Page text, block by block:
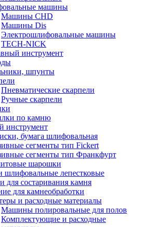
машины
Машины CHD
Машины Dis
Электрошлифовальные машины
TECH-NICK
инструмент
шпунты
Пневматические скарпели
Ручные скарпели
по камню
инструмент
бумага шлифовальная
сегменты тип Fickert
сегменты тип Франкфурт
шарошки
шлифовальные лепестковые
для состаривания камня
для камнеобработки
и расходные материалы
Машины полировальные для полов
Комплектующие и расходные